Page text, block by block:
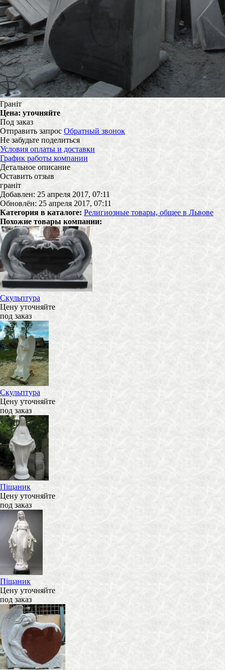
Граніт
Цена: уточняйте
Под заказ
Отправить запрос Обратный звонок
Не забудьте поделиться
Условия оплаты и доставки
График работы компании
Детальное описание
Оставить отзыв
граніт
Добавлен: 25 апреля 2017, 07:11
Обновлён: 25 апреля 2017, 07:11
Категория в каталоге: Религиозные товары, общее в Львове
Похожие товары компании:
Скульптура
Цену уточняйте
под заказ
Скульптура
Цену уточняйте
под заказ
Піщаник
Цену уточняйте
под заказ
Піщаник
Цену уточняйте
под заказ